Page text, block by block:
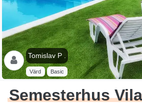
Tomislav P .
Värd Basic
Semesterhus